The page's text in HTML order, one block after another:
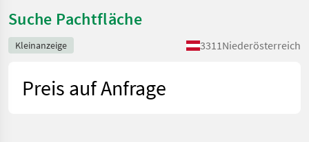
Suche Pachtfläche
Kleinanzeige 3311Niederösterreich
Preis auf Anfrage